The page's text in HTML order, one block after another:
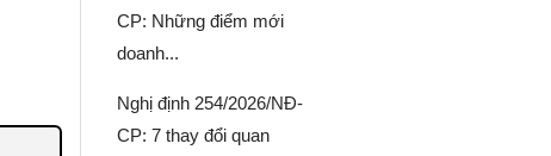
CP: Những điểm mới
doanh...
Nghị định 254/2026/NĐ-
CP: 7 thay đổi quan